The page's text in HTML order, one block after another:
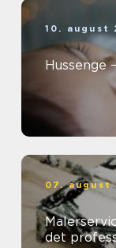
10. august
Hussenge
07. august
det